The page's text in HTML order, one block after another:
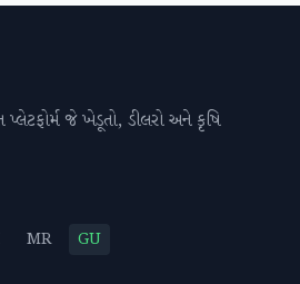
પ્લેટફોર્મ જે ખેડૂતો, ડીલરો અને કૃષિ
MR GU